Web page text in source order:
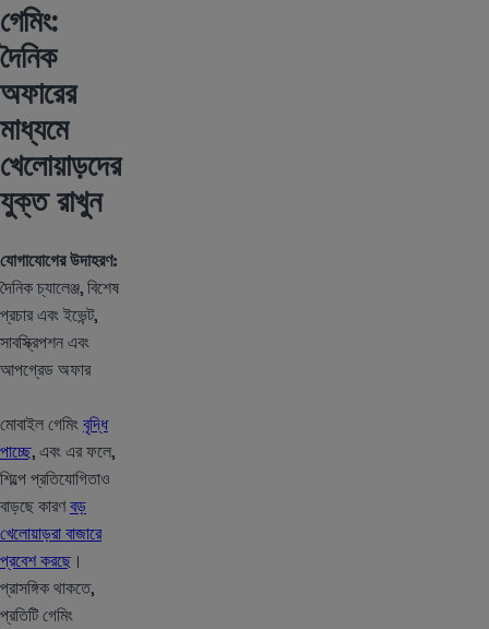
গেমিং:
দৈনিক
অফারের
মাধ্যমে
খেলোয়াড়দের
যুক্ত রাখুন
যোগাযোগের উদাহরণ:
দৈনিক চ্যালেঞ্জ, বিশেষ
প্রচার এবং ইভেন্ট,
সাবস্ক্রিপশন এবং
আপগ্রেড অফার
মোবাইল গেমিংবৃদ্ধি
পাচ্ছে, এবং এর ফলে,
শিল্পে প্রতিযোগিতাও
বাড়ছে কারণবড়
খেলোয়াড়রা বাজারে
প্রবেশ করছে ।
প্রাসঙ্গিক থাকতে,
প্রতিটি গেমিং